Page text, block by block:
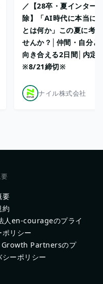
／【28卒・夏インター
除】「AI時代に本当に
とは何か」この夏に考
せんか？│仲間・自分と
向き合える2日間│内定
※8/21締切※
ナイル株式会社
要
約
人en-courageのプライ
ポリシー
Growth Partnersのプ
シーポリシー